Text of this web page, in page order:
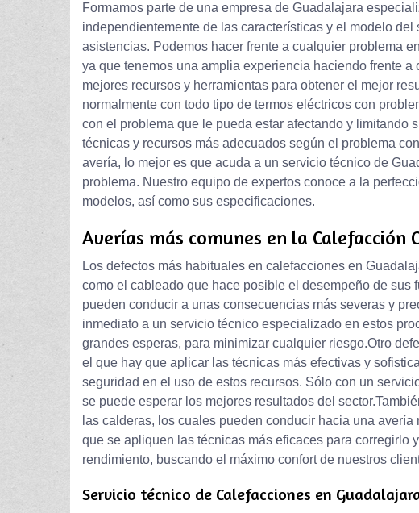
Formamos parte de una empresa de Guadalajara
independientemente de las características y el modelo
asistencias. Podemos hacer frente a cualquier problema
ya que tenemos una amplia experiencia haciendo frente
mejores recursos y herramientas para obtener el mejor
normalmente con todo tipo de termos eléctricos con
con el problema que le pueda estar afectando y limitando
técnicas y recursos más adecuados según el problema
avería, lo mejor es que acuda a un servicio técnico de
problema. Nuestro equipo de expertos conoce a la
modelos, así como sus especificaciones.
Averías más comunes en la Calefacción
Los defectos más habituales en calefacciones en
como el cableado que hace posible el desempeño de sus
pueden conducir a unas consecuencias más severas y
inmediato a un servicio técnico especializado en estos
grandes esperas, para minimizar cualquier riesgo.Otro
el que hay que aplicar las técnicas más efectivas y
seguridad en el uso de estos recursos. Sólo con un
se puede esperar los mejores resultados del
las calderas, los cuales pueden conducir hacia una
que se apliquen las técnicas más eficaces para corregirlo
rendimiento, buscando el máximo confort de nuestros
Servicio técnico de Calefacciones en